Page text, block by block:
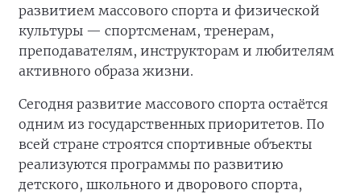
развитием массового спорта и физической
культуры — спортсменам, тренерам,
преподавателям, инструкторам и любителям
активного образа жизни.
Сегодня развитие массового спорта остаётся
одним из государственных приоритетов. По
всей стране строятся спортивные объекты
реализуются программы по развитию
детского, школьного и дворового спорта,